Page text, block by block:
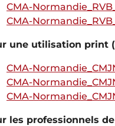
CMA-
CMA-
une utilisation print
CMA-
CMA-
CMA-
les professionnels